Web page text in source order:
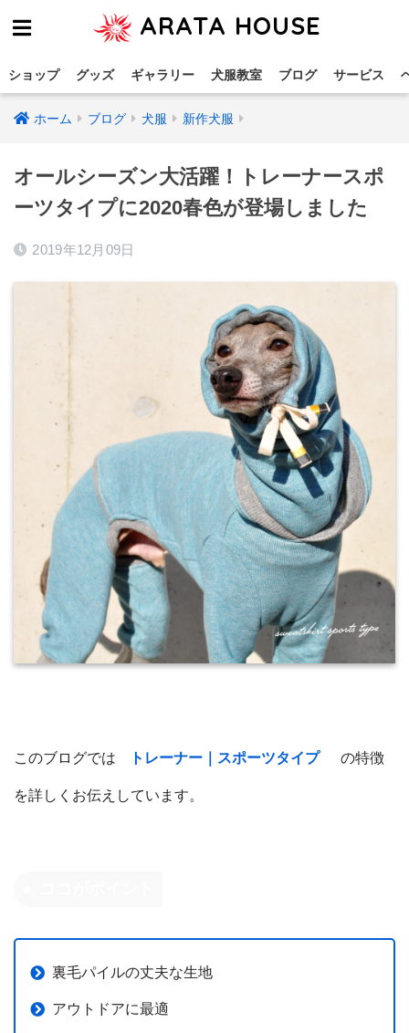
ARATA HOUSE
ショップ グッズ ギャラリー 犬服教室 ブログ サービス
ホーム ブログ 犬服 新作犬服
オールシーズン大活躍！トレーナースポ
ーツタイプに2020春色が登場しました
2019年12月09日
このブログでは トレーナー｜スポーツタイプ の特徴
を詳しくお伝えしています。
裏毛パイルの丈夫な生地
アウトドアに最適